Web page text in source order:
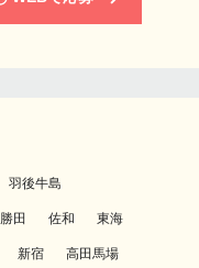
羽後牛島
勝田 佐和 東海
新宿 高田馬場